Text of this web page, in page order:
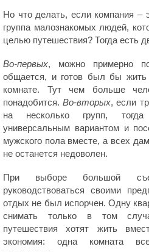
Но что делать, если компания –
группа малознакомых людей,
целью путешествия? Тогда есть
Во-первых, можно примерно
общается, и готов был бы
комнате. Тут чем больше
понадобится.Во-вторых, если
на несколько групп, тогда
универсальным вариантом и
мужского пола вместе, а всех
не останется недоволен.
При выборе большой
руководствоваться своими
отдых не был испорчен. Одну
снимать только в том
путешествия хотят жить
экономия: одна комната